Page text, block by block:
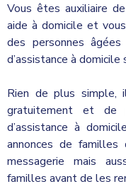
Vous êtes auxiliaire
aide à domicile et
des personnes
d’assistance à domicile
Rien de plus simple,
gratuitement et de
d’assistance à
annonces de
messagerie mais
familles avant de les